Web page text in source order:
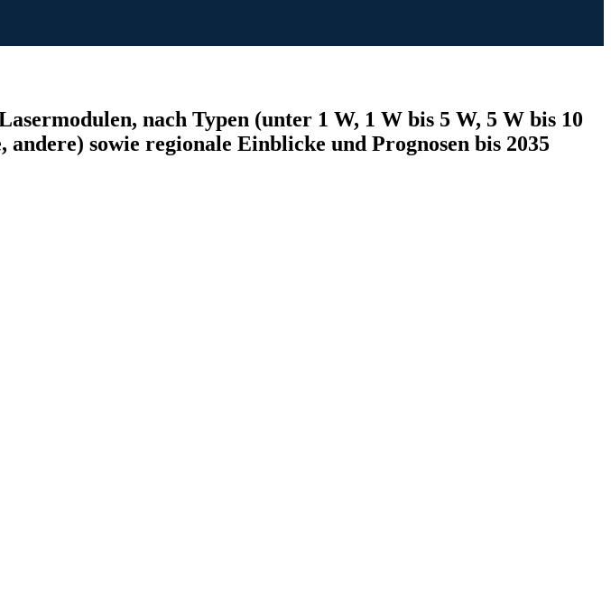
nach Typen (unter 1 W, 1 W bis 5 W, 5 W bis 10
sowie regionale Einblicke und Prognosen bis 2035